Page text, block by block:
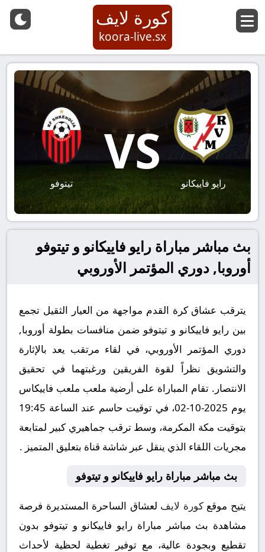
كورة لايف
koora-live.sx
رايو فاييكانو
VS
تيتوفو
بث مباشر مباراة رايو فاييكانو و تيتوفو
أوروبا, دوري المؤتمر الأوروبي
يترقب عشاق كرة القدم مواجهة من العيار الثقيل تجمع
بين رايو فاييكانو و تيتوفو ضمن منافسات بطولة أوروبا,
دوري المؤتمر الأوروبي، في لقاء مرتقب يعد بالإثارة
والتشويق نظراً لقوة الفريقين ورغبتهما في تحقيق
الانتصار. تقام المباراة على أرضية ملعب ملعب فاييكاس
يوم 2025-10-02، في توقيت حاسم عند الساعة 19:45
بتوقيت مكة المكرمة، وسط ترقب جماهيري كبير لمتابعة
مجريات اللقاء الذي ينقل عبر شاشة قناة بتعليق المتميز .
بث مباشر مباراة رايو فاييكانو و تيتوفو
يتيح موقعكورة لايف لعشاق الساحرة المستديرة فرصة
مشاهدة بث مباشر مباراة رايو فاييكانو و تيتوفو بدون
تقطيع وبجودة عالية، مع توفير تغطية لحظية لأحداث